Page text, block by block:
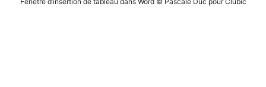
Fenêtre d’insertion de tableau dans Word © Pascale Duc pour Clubic